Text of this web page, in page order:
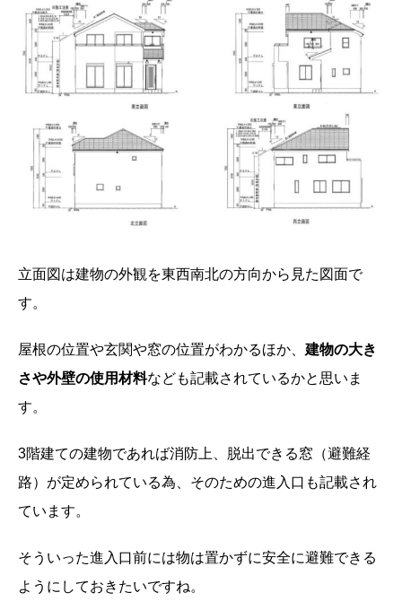
立面図は建物の外観を東西南北の方向から見た図面で
す。
屋根の位置や玄関や窓の位置がわかるほか、 建物の大き
さや外壁の使用材料なども記載されているかと思いま
す。
3階建ての建物であれば消防上、脱出できる窓（避難経
路）が定められている為、そのための進入口も記載され
ています。
そういった進入口前には物は置かずに安全に避難できる
ようにしておきたいですね。